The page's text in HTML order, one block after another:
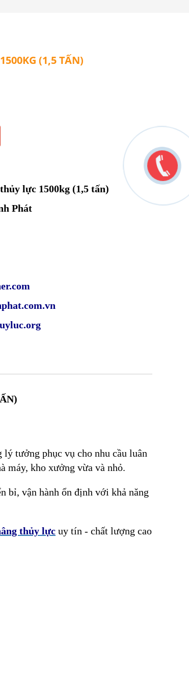
(1,5 TẤN)
lực 1500kg (1,5 tấn)
Phát
lý tưởng phục vụ cho nhu cầu luân
máy, kho xưởng vừa và nhỏ.
bỉ, vận hành ổn định với khả năng
thủy lực uy tín - chất lượng cao